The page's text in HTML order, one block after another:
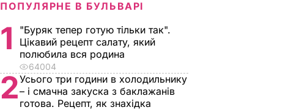
ПОПУЛЯРНЕ В БУЛЬВАРІ
1
"Буряк тепер готую тільки так".
Цікавий рецепт салату, який
полюбила вся родина
64004
2Усього три години в холодильнику
– і смачна закуска з баклажанів
готова. Рецепт, як знахідка